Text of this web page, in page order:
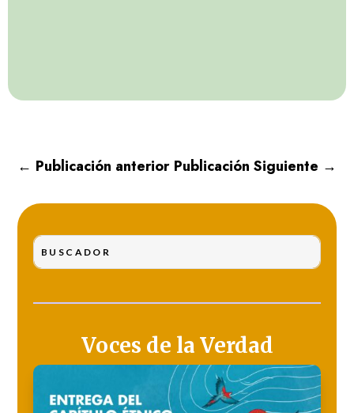
← Publicación anterior Publicación Siguiente →
Voces de la Verdad